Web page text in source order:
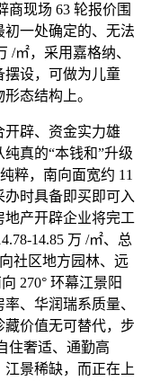
现场 63 轮报价围
一处确定的、无法
/㎡，采用嘉格纳、
摆设，可做为儿童
态结构上。
辟、资金实力雄
真的“本钱和”升级
粹，南向面宽约 11
时具备即买即可入
产开辟企业将完工
14.85 万 /㎡、总
社区地方园林、远
270° 环幕江景阳
、华润瑞系质量、
价值无可替代，步
住奢适、通勤高
景稀缺，而正在上